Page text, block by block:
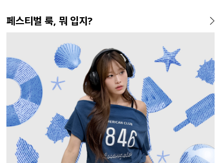
MADE
[EVELLET]커버핏 쿨메쉬 군
26,800원
(28~38)
10%29,800원 33,100원
(66~110)
32,800
(28~38)
MADE
[EVELLET]렌튜아 끈SET 레이
5%43,600원 45,800원
(66~110)
5%56,100원 59,000원
(30~38)
E.SELECT
16,800
(66~110)
MADE
[EVELLET]릴리브 길이별 쿨
19,800원
(28~42)
20%19,800원 24,750원
(66~110)
19,800
(66~110)
MADE
[EVELLET]로인느 래터링 래
37,800원
(66~110)
34,800원
(28~38)
19,800
(28~42)
페스티벌 룩, 뭐 입지?